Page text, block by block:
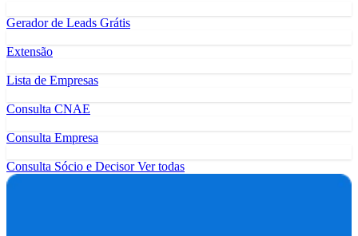
Gerador de Leads Grátis
Extensão
Lista de Empresas
Consulta CNAE
Consulta Empresa
Consulta Sócio e DecisorVer todas